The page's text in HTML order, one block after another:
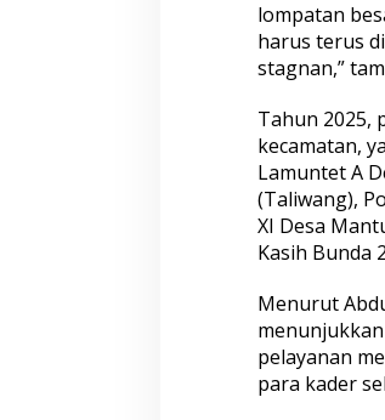
lompatan
harus terus
stagnan,”
Tahun 2025,
kecamatan,
Lamuntet A
(Taliwang),
XI Desa
Kasih Bunda
Menurut
pelayanan
para kader